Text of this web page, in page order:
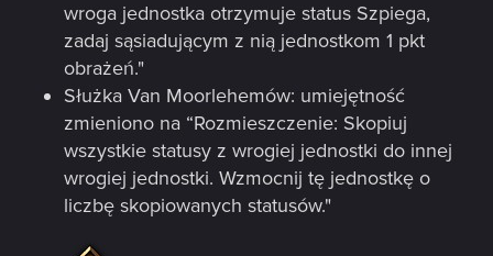
wroga jednostka otrzymuje status Szpiega,
zadaj sąsiadującym z nią jednostkom 1 pkt
obrażeń."
Służka Van Moorlehemów: umiejętność
zmieniono na “Rozmieszczenie: Skopiuj
wszystkie statusy z wrogiej jednostki do innej
wrogiej jednostki. Wzmocnij tę jednostkę o
liczbę skopiowanych statusów."